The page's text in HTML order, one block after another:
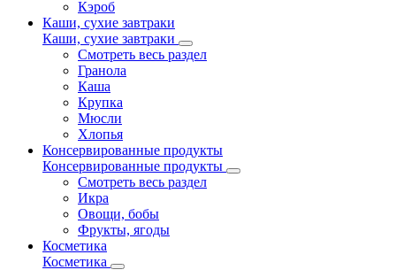
Кэроб
Каши, сухие завтраки
Каши, сухие завтраки
Смотреть весь раздел
Гранола
Каша
Крупка
Мюсли
Хлопья
Консервированные продукты
Консервированные продукты
Смотреть весь раздел
Икра
Овощи, бобы
Фрукты, ягоды
Косметика
Косметика